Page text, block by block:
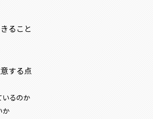
ること
する点
いるのか
か